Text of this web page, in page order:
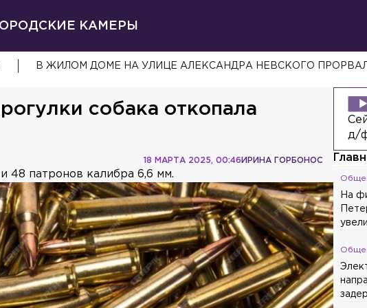
КАМЕРЫ
В ЖИЛОМ ДОМЕ НА УЛИЦЕ АЛЕКСАНДРА НЕВСКОГО
собака откопала
ИРИНА ГОРБОНОС
18 МАРТА 2025, 00:46
48 патронов калибра 6,6 мм.
д/
На